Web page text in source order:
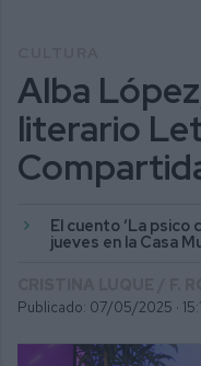
Alba
literario
El cuento ‘La
jueves en la Casa
Publicado: 07/05/2025 ·